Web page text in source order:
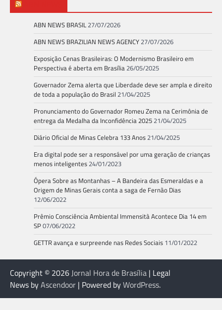
ABN NEWS BRASIL 27/07/2026
ABN NEWS BRAZILIAN NEWS AGENCY 27/07/2026
Exposição Cenas Brasileiras: O Modernismo Brasileiro em
Perspectiva é aberta em Brasília 26/05/2025
Governador Zema alerta que Liberdade deve ser ampla e direito
de toda a população do Brasil 21/04/2025
Pronunciamento do Governador Romeu Zema na Cerimônia de
entrega da Medalha da Inconfidência 2025 21/04/2025
Diário Oficial de Minas Celebra 133 Anos 21/04/2025
Era digital pode ser a responsável por uma geração de crianças
menos inteligentes 24/01/2023
Ópera Sobre as Montanhas – A Bandeira das Esmeraldas e a
Origem de Minas Gerais conta a saga de Fernão Dias
12/06/2022
Prêmio Consciência Ambiental Immensità Acontece Dia 14 em
SP07/06/2022
GETTR avança e surpreende nas Redes Sociais 11/01/2022
Copyright © 2026Jornal Hora de Brasília | Legal
News byAscendoor | Powered byWordPress.